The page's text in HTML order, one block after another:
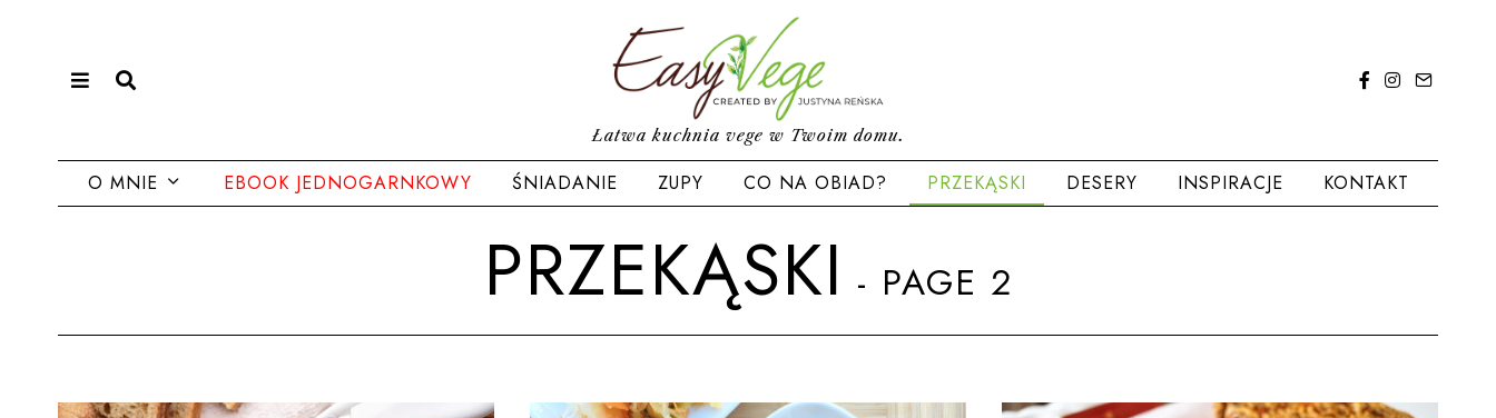
Łatwa kuchnia vege w Twoim domu.
O MNIE EBOOK JEDNOGARNKOWY ŚNIADANIE ZUPY CO NA OBIAD? PRZEKĄSKI DESERY INSPIRACJE KONTAKT
PRZEKĄSKI - PAGE 2